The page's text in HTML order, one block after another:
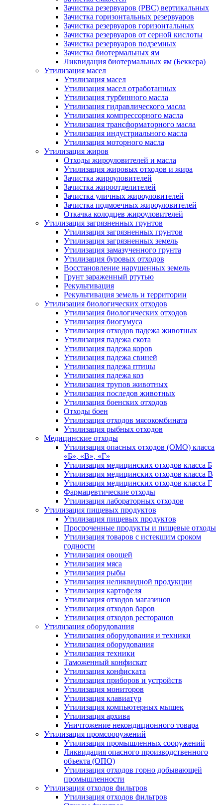
Зачистка резервуаров (РВС) вертикальных
Зачистка горизонтальных резервуаров
Зачистка резервуаров горизонтальных
Зачистка резервуаров от серной кислоты
Зачистка резервуаров подземных
Зачистка биотермальных ям
Ликвидация биотермальных ям (Беккера)
Утилизация масел
Утилизация масел
Утилизация масел отработанных
Утилизация турбинного масла
Утилизация гидравлического масла
Утилизация компрессорного масла
Утилизация трансформаторного масла
Утилизация индустриального масла
Утилизация моторного масла
Утилизация жиров
Отходы жироуловителей и масла
Утилизация жировых отходов и жира
Зачистка жироуловителей
Зачистка жироотделителей
Зачистка уличных жироуловителей
Зачистка подмоечных жироуловителей
Откачка колодцев жироуловителей
Утилизация загрязненных грунтов
Утилизация загрязненных грунтов
Утилизация загрязненных земель
Утилизация замазученного грунта
Утилизация буровых отходов
Восстановление нарушенных земель
Грунт зараженный ртутью
Рекультивация
Рекультивация земель и территории
Утилизация биологических отходов
Утилизация биологических отходов
Утилизация биогумуса
Утилизация отходов падежа животных
Утилизация падежа скота
Утилизация падежа коров
Утилизация падежа свиней
Утилизация падежа птицы
Утилизация падежа коз
Утилизация трупов животных
Утилизация последов животных
Утилизация боенских отходов
Отходы боен
Утилизация отходов мясокомбината
Утилизация рыбных отходов
Медицинские отходы
Утилизация опасных отходов (ОМО) класса
«Б», «В», «Г»
Утилизация медицинских отходов класса Б
Утилизация медицинских отходов класса В
Утилизация медицинских отходов класса Г
Фармацевтические отходы
Утилизация лабораторных отходов
Утилизация пищевых продуктов
Утилизация пищевых продуктов
Просроченные продукты и пищевые отходы
Утилизация товаров с истекшим сроком
годности
Утилизация овощей
Утилизация мяса
Утилизация рыбы
Утилизация неликвидной продукции
Утилизация картофеля
Утилизация отходов магазинов
Утилизация отходов баров
Утилизация отходов ресторанов
Утилизация оборудования
Утилизация оборудования и техники
Утилизация оборудования
Утилизация техники
Таможенный конфискат
Утилизация конфиската
Утилизация приборов и устройств
Утилизация мониторов
Утилизация клавиатур
Утилизация компьютерных мышек
Утилизация архива
Уничтожение некондиционного товара
Утилизация промсооружений
Утилизация промышленных сооружений
Ликвидация опасного производственного
объекта (ОПО)
Утилизация отходов горно добывающей
промышленности
Утилизация отходов фильтров
Утилизация отходов фильтров